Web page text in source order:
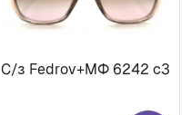
С/з Fedrov+МФ 6242 c3